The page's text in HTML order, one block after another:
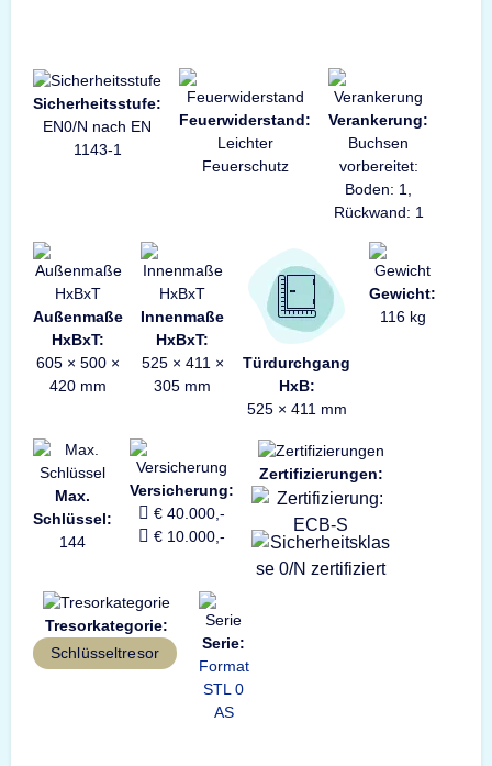
Sicherheitsstufe:
EN0/N nach EN
1143-1
Feuerwiderstand:
Leichter
Feuerschutz
Verankerung:
Buchsen
vorbereitet:
Boden: 1,
Rückwand: 1
Außenmaße
HxBxT:
605 × 500 ×
420 mm
Innenmaße
HxBxT:
525 × 411 ×
305 mm
Türdurchgang
HxB:
525 × 411 mm
Gewicht:
116 kg
Max.
Schlüssel:
144
Versicherung:
€ 40.000,-
€ 10.000,-
Zertifizierungen:
Tresorkategorie:
Schlüsseltresor
Serie:
Format
STL 0
AS